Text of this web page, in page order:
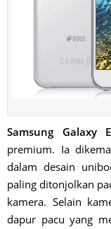
Samsung Galaxy
premium. Ia
dalam desain
paling ditonjolkan
kamera. Selain
dapur pacu yang